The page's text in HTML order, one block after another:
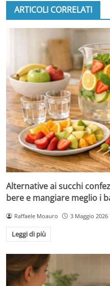
ARTICOLI CORRELATI
Alternative ai succhi
bere e mangiare meglio i
Raffaele Moauro 3 Maggio 2026
Leggi di più